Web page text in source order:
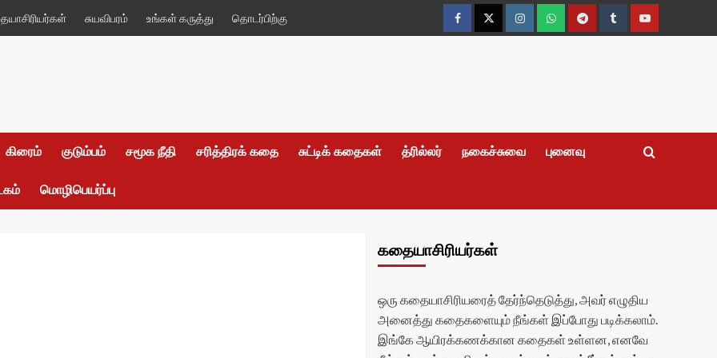
சுயவிபரம் உங்கள் கருத்து தொடர்பிற்கு
FacebookTwitterInstagramWhatsappTelegramTumblrYouTube
கிரைம் குடும்பம் சமூக நீதி சரித்திரக் கதை சுட்டிக் கதைகள் த்ரில்லர் நகைச்சுவை புனைவு
மொழிபெயர்ப்பு
கதையாசிரியர்கள்
ஒரு கதையாசிரியரைத் தேர்ந்தெடுத்து, அவர் எழுதிய
அனைத்து கதைகளையும் நீங்கள் இப்போது படிக்கலாம்.
இங்கே ஆயிரக்கணக்கான கதைகள் உள்ளன, எனவே